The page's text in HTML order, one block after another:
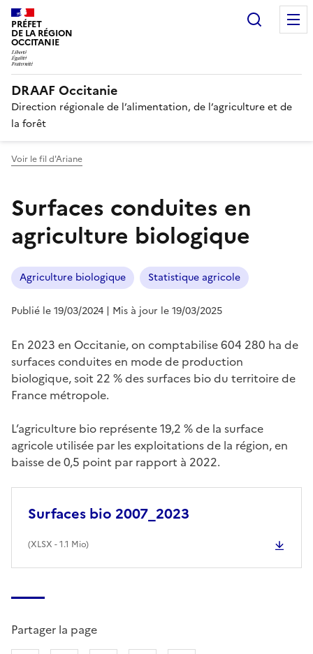
PRÉFET
DE LA RÉGION
OCCITANIE
DRAAF Occitanie
Direction régionale de l’alimentation, de l’agriculture et de
la forêt
Voir le fil d'Ariane
Surfaces conduites en
agriculture biologique
Agriculture biologique Statistique agricole
Publié le 19/03/2024 | Mis à jour le 19/03/2025
En 2023 en Occitanie, on comptabilise 604 280 ha de
surfaces conduites en mode de production
biologique, soit 22 % des surfaces bio du territoire de
France métropole.
L’agriculture bio représente 19,2 % de la surface
agricole utilisée par les exploitations de la région, en
baisse de 0,5 point par rapport à 2022.
Surfaces bio 2007_2023
(XLSX - 1.1 Mio)
Partager la page